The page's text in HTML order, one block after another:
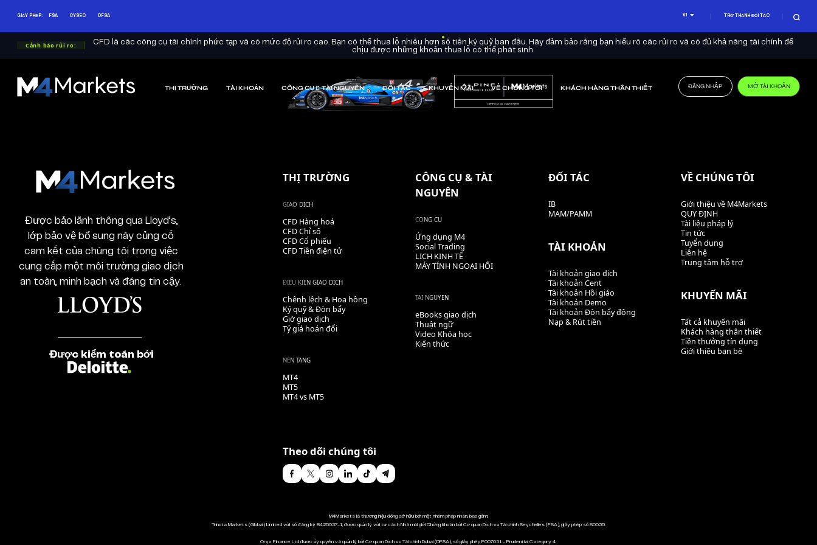
GIẤY PHÉP: FSA CYSEC DFSA VI TRỞ THÀNH ĐỐI TÁC
Cảnh báo rủi ro:
CFD là các công cụ tài chính phức tạp và có mức độ rủi ro cao. Bạn có thể thua lỗ nhiều hơn số tiền ký quỹ ban đầu. Hãy đảm bảo rằng bạn hiểu rõ các rủi ro và có đủ khả năng tài chính để
chịu được những khoản thua lỗ có thể phát sinh.
M4Markets
Broker
THỊ TRƯỜNG TÀI KHOẢN CÔNG CỤ & TÀI NGUYÊN ĐỐI TÁC KHUYẾN MÃI VỀ CHÚNG TÔI KHÁCH HÀNG THÂN THIẾT ĐĂNG NHẬP MỞ TÀI KHOẢN
VỀ CHÚNG TÔI
Trading
Broker
Được bảo lãnh thông qua Lloyd’s,
lớp bảo vệ bổ sung này củng cố
cam kết của chúng tôi trong việc
cung cấp một môi trường giao dịch
an toàn, minh bạch và đáng tin cậy.
Được kiểm toán bởi
THỊ TRƯỜNG
GIAO DỊCH
CFD Hàng hoá
CFD Chỉ số
CFD Cổ phiếu
CFD Tiền điện tử
ĐIỀU KIỆN GIAO DỊCH
Chênh lệch & Hoa hồng
Ký quỹ & Đòn bẩy
Giờ giao dịch
Tỷ giá hoán đổi
NỀN TẢNG
MT4
MT5
MT4 vs MT5
CÔNG CỤ & TÀI
NGUYÊN
CÔNG CỤ
Ứng dụng M4
Social Trading
LỊCH KINH TẾ
MÁY TÍNH NGOẠI HỐI
TÀI NGUYÊN
eBooks giao dịch
Thuật ngữ
Video Khóa học
Kiến thức
ĐỐI TÁC
IB
MAM/PAMM
TÀI KHOẢN
Tài khoản giao dịch
Tài khoản Cent
Tài khoản Hồi giáo
Tài khoản Demo
Tài khoản Đòn bẩy động
Nạp & Rút tiền
VỀ CHÚNG TÔI
Giới thiệu về M4Markets
QUY ĐỊNH
Tài liệu pháp lý
Tin tức
Tuyển dụng
Liên hệ
Trung tâm hỗ trợ
KHUYẾN MÃI
Tất cả khuyến mãi
Khách hàng thân thiết
Tiền thưởng tín dụng
Giới thiệu bạn bè
Theo dõi chúng tôi
M4Markets là thương hiệu đồng sở hữu bởi một nhóm pháp nhân, bao gồm:
Trinota Markets (Global) Limited với số đăng ký 8425037-1, được quản lý với tư cách Nhà môi giới Chứng khoán bởi Cơ quan Dịch vụ Tài chính Seychelles (FSA), giấy phép số SD035.
Oryx Finance Ltd được ủy quyền và quản lý bởi Cơ quan Dịch vụ Tài chính Dubai (DFSA), số giấy phép F007051 - Prudential Category 4.